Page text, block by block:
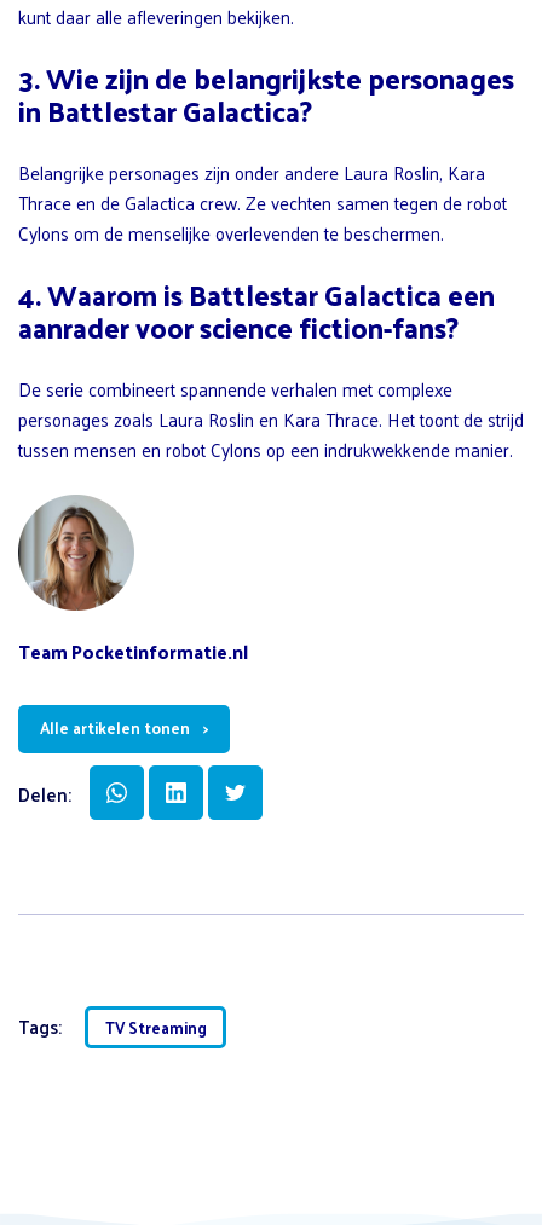
kunt daar alle afleveringen bekijken.
3. Wie zijn de belangrijkste personages
in Battlestar Galactica?
Belangrijke personages zijn onder andere Laura Roslin, Kara
Thrace en de Galactica crew. Ze vechten samen tegen de robot
Cylons om de menselijke overlevenden te beschermen.
4. Waarom is Battlestar Galactica een
aanrader voor science fiction-fans?
De serie combineert spannende verhalen met complexe
personages zoals Laura Roslin en Kara Thrace. Het toont de strijd
tussen mensen en robot Cylons op een indrukwekkende manier.
Team Pocketinformatie.nl
Alle artikelen tonen
Delen:
Tags: TV Streaming